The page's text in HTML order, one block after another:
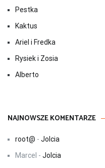
Pestka
Kaktus
Ariel i Fredka
Rysiek i Zosia
Alberto
NAJNOWSZE KOMENTARZE
root@ - Jolcia
Marcel - Jolcia